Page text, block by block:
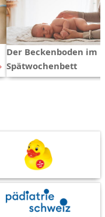
Der Beckenboden im
Spätwochenbett